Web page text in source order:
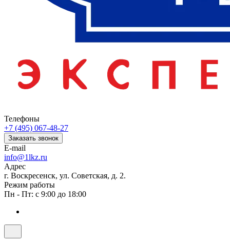
Телефоны
+7 (495) 067-48-27
Заказать звонок
E-mail
info@1lkz.ru
Адрес
г. Воскресенск, ул. Советская, д. 2.
Режим работы
Пн - Пт: с 9:00 до 18:00